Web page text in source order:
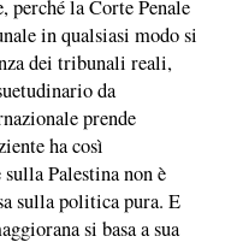
perché la Corte Penale
in qualsiasi modo si
dei tribunali reali,
da
prende
ha così
Palestina non è
sulla politica pura. E
si basa a sua